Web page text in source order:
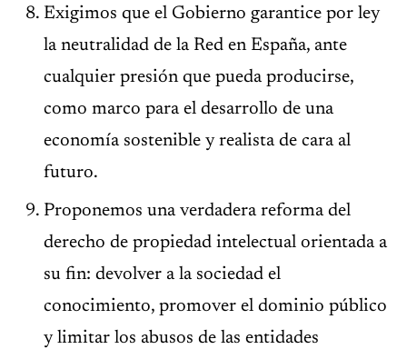
Exigimos que el Gobierno garantice por ley
la neutralidad de la Red en España, ante
cualquier presión que pueda producirse,
como marco para el desarrollo de una
economía sostenible y realista de cara al
futuro.
Proponemos una verdadera reforma del
derecho de propiedad intelectual orientada a
su fin: devolver a la sociedad el
conocimiento, promover el dominio público
y limitar los abusos de las entidades